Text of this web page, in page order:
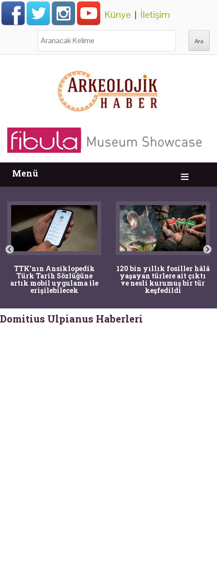
Künye | İletişim
Menü
TTK'nın Ansiklopedik
Türk Tarih Sözlüğüne
artık mobil uygulama ile
erişilebilecek
120 bin yıllık fosiller hâlâ
yaşayan türlere ait çıktı
ve nesli kurumuş bir tür
keşfedildi
Domitius Ulpianus Haberleri